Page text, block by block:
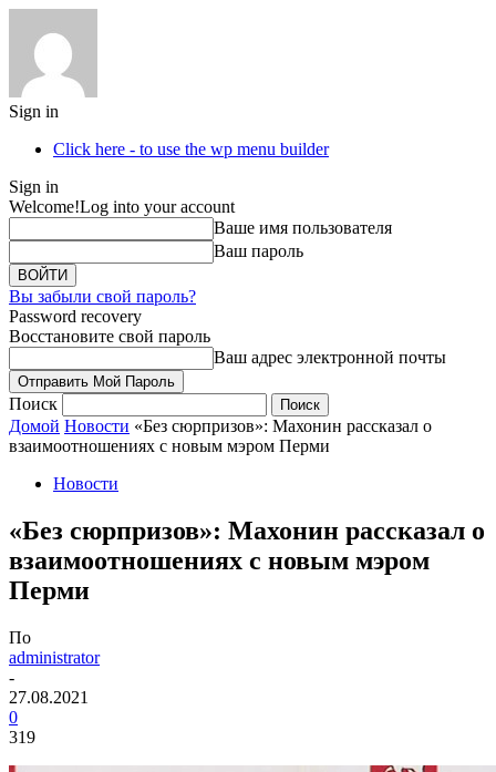
Sign in
Click here - to use the wp menu builder
Sign in
Welcome!Log into your account
Ваше имя пользователя
Ваш пароль
Вы забыли свой пароль?
Password recovery
Восстановите свой пароль
Ваш адрес электронной почты
Поиск
Домой Новости «Без сюрпризов»: Махонин рассказал о
взаимоотношениях с новым мэром Перми
Новости
«Без сюрпризов»: Махонин рассказал о
взаимоотношениях с новым мэром
Перми
По
administrator
-
27.08.2021
0
319